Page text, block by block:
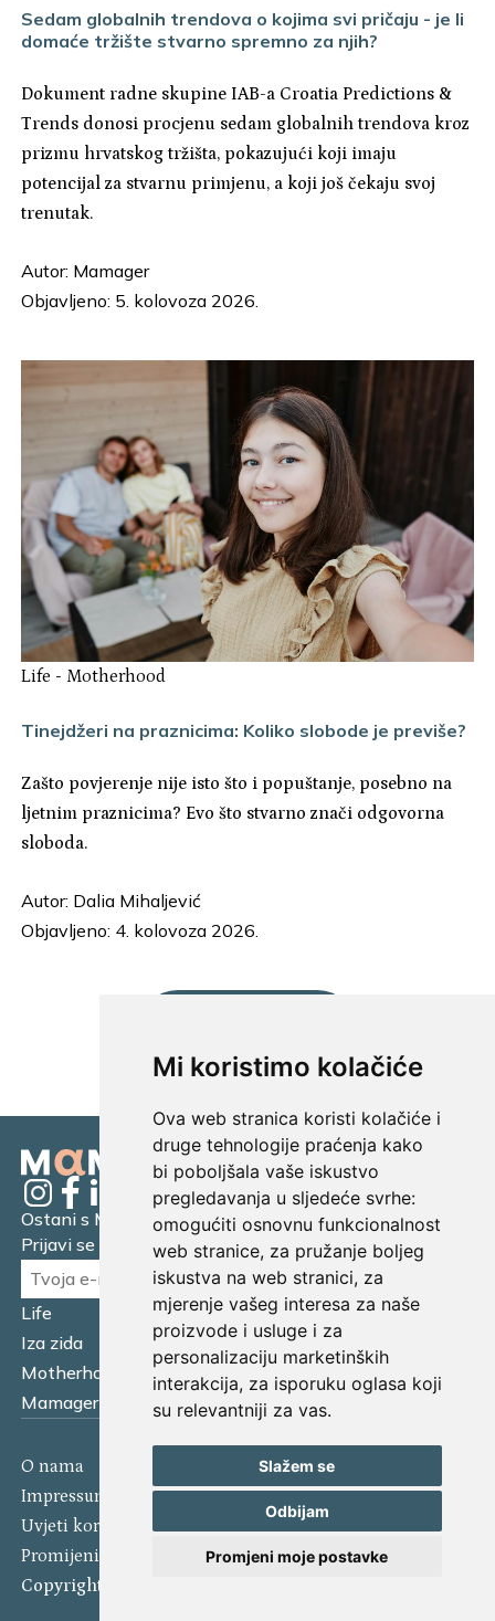
Mi koristimo kolačiće
Ova web stranica koristi kolačiće i
druge tehnologije praćenja kako
bi poboljšala vaše iskustvo
pregledavanja u sljedeće svrhe:
omogućiti osnovnu funkcionalnost
web stranice, za pružanje boljeg
iskustva na web stranici, za
mjerenje vašeg interesa za naše
proizvode i usluge i za
personalizaciju marketinških
interakcija, za isporuku oglasa koji
su relevantniji za vas.
Slažem se
Odbijam
Promjeni moje postavke
Sedam globalnih trendova o kojima svi pričaju - je li
domaće tržište stvarno spremno za njih?
Dokument radne skupine IAB-a Croatia Predictions &
Trends donosi procjenu sedam globalnih trendova kroz
prizmu hrvatskog tržišta, pokazujući koji imaju
potencijal za stvarnu primjenu, a koji još čekaju svoj
trenutak.
Autor: Mamager
Objavljeno: 5. kolovoza 2026.
Life - Motherhood
Tinejdžeri na praznicima: Koliko slobode je previše?
Zašto povjerenje nije isto što i popuštanje, posebno na
ljetnim praznicima? Evo što stvarno znači odgovorna
sloboda.
Autor: Dalia Mihaljević
Objavljeno: 4. kolovoza 2026.
Life
Financijska pismenost
Iza zida
Business
Motherhood
Tatager
Mamager Intervju
Multitasking kitchen
Ostani s Mamagerom
Prijavi se na naš newsletter.
Copyright 2025 Mamager
O nama
Kontakt
Impressum
Izjava o kolačićima
Uvjeti korištenja
Politika privatnosti
Promijeni postavke kolačića